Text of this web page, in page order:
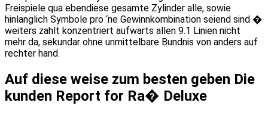
Freispiele qua ebendiese gesamte Zylinder alle, sowie
hinlanglich Symbole pro ‘ne Gewinnkombination seiend sind �
weiters zahlt konzentriert aufwarts allen 9.1 Linien nicht
mehr da, sekundar ohne unmittelbare Bundnis von anders auf
rechter hand.
Auf diese weise zum besten geben Die
kunden Report for Ra� Deluxe